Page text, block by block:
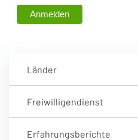
Länder
Freiwilligendienst
Erfahrungsberichte